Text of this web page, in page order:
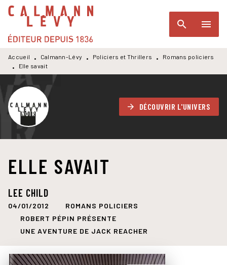
MENU RECHERCHE
PIED DE PAGE
search menu
Accueil • Calmann-Lévy • Policiers et Thrillers •
Romans policiers
•
Elle savait
arrow_forward DÉCOUVRIR L'UNIVERS
ELLE SAVAIT
LEE CHILD
04/01/2012
ROMANS POLICIERS
ROBERT PÉPIN PRÉSENTE
UNE AVENTURE DE JACK REACHER